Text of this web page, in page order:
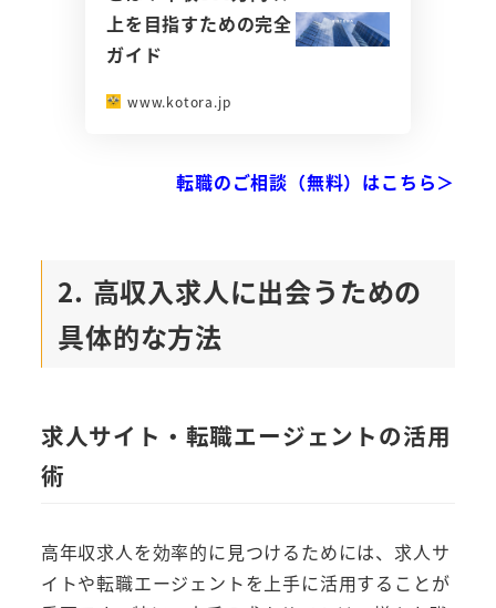
上を目指すための完全
ガイド
www.kotora.jp
転職のご相談（無料）はこちら＞
2. 高収入求人に出会うための
具体的な方法
求人サイト・転職エージェントの活用
術
高年収求人を効率的に見つけるためには、求人サ
イトや転職エージェントを上手に活用することが